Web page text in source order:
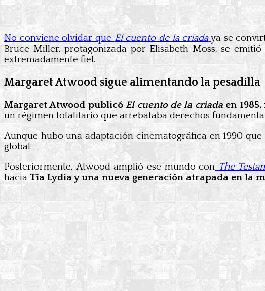
No conviene olvidar que El cuento de la criada ya se
Bruce Miller, protagonizada por Elisabeth Moss, se
extremadamente fiel.
Margaret Atwood sigue alimentando la pesadilla
Margaret Atwood publicóEl cuento de la criadaen
un régimen totalitario que arrebataba derechos
Aunque hubo una adaptación cinematográfica en 1990
global.
Posteriormente, Atwood amplió ese mundo con The
hacia Tía Lydia y una nueva generación atrapada en la